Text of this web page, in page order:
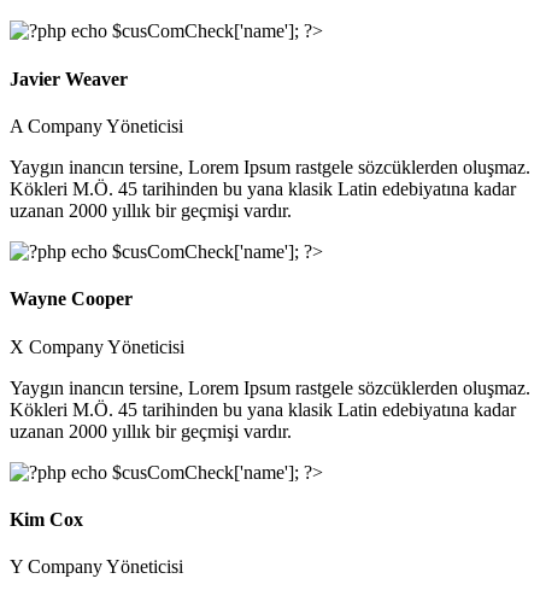
Javier Weaver
A Company Yöneticisi
Yaygın inancın tersine, Lorem Ipsum rastgele sözcüklerden oluşmaz.
Kökleri M.Ö. 45 tarihinden bu yana klasik Latin edebiyatına kadar
uzanan 2000 yıllık bir geçmişi vardır.
Wayne Cooper
X Company Yöneticisi
Yaygın inancın tersine, Lorem Ipsum rastgele sözcüklerden oluşmaz.
Kökleri M.Ö. 45 tarihinden bu yana klasik Latin edebiyatına kadar
uzanan 2000 yıllık bir geçmişi vardır.
Kim Cox
Y Company Yöneticisi